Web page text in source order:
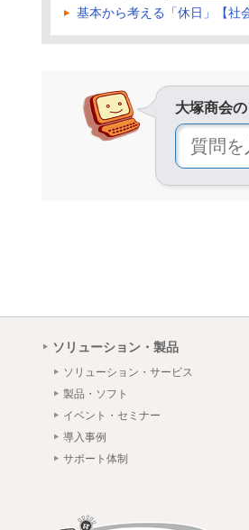
基本から考える「休日」【社
大塚商会
ソリューション・製品
ソリューション・サービス
製品・ソフト
イベント・セミナー
導入事例
サポート体制